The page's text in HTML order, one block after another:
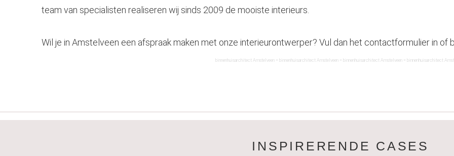
team van specialisten realiseren wij sinds 2009 de mooiste interieurs.
Wil je in Amstelveen een afspraak maken met onze interieurontwerper? Vul dan het contactformulier in of
binnenhuisarchitect Amstelveen = binnenhuisarchitect Amstelveen = binnenhuisarchitect Amstelveen = binnenhuisarchitect
INSPIRERENDE CASES